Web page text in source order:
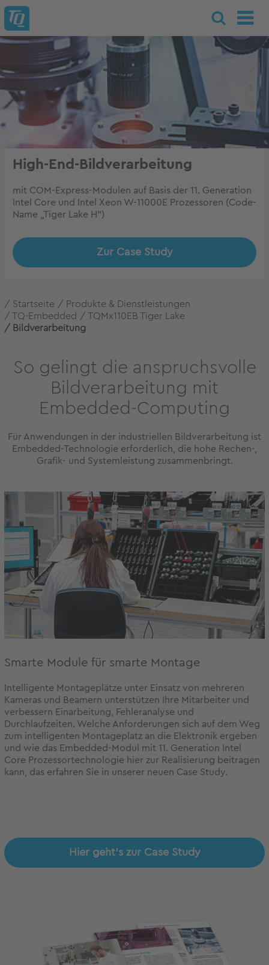
High-End-Bildverarbeitung
mit COM-Express-Modulen auf Basis der 11. Generation
Intel Core und Intel Xeon W-11000E Prozessoren (Code-
Name „Tiger Lake H“)
Zur Case Study
Startseite
Produkte & Dienstleistungen
TQ-Embedded
TQMx110EB Tiger Lake
Bildverarbeitung
So gelingt die anspruchsvolle
Bildverarbeitung mit
Embedded-Computing
Für Anwendungen in der industriellen Bildverarbeitung ist
Embedded-Technologie erforderlich, die hohe Rechen-,
Grafik- und Systemleistung zusammenbringt.
Smarte Module für smarte Montage
Intelligente Montageplätze unter Einsatz von mehreren
Kameras und Beamern unterstützen Ihre Mitarbeiter und
verbessern Einarbeitung, Fehleranalyse und
Durchlaufzeiten. Welche Anforderungen sich auf dem Weg
zum intelligenten Montageplatz an die Elektronik ergeben
und wie das Embedded-Modul mit 11. Generation Intel
Core Prozessortechnologie hier zur Realisierung beitragen
kann, das erfahren Sie in unserer neuen Case Study.
Hier geht's zur Case Study